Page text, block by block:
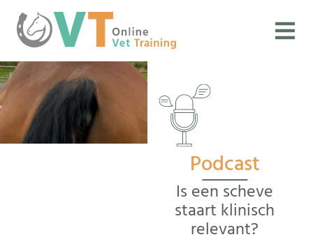
Podcast
Is een scheve
staart klinisch
relevant?